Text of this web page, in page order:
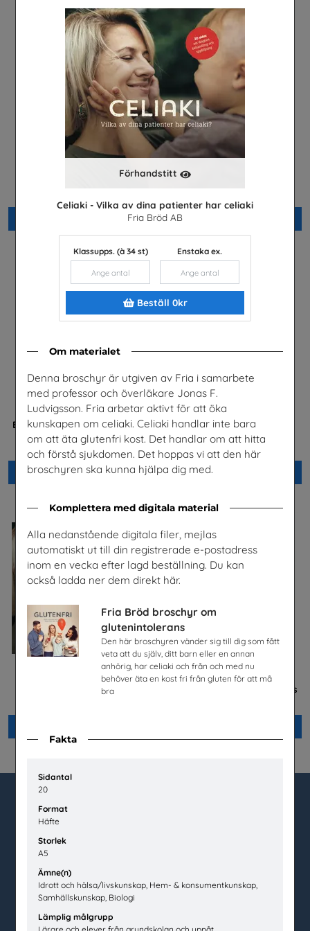
Förhandstitt
Celiaki - Vilka av dina patienter har celiaki
Fria Bröd AB
Klassupps. (à 34 st) Enstaka ex.
Beställ 0kr
Fakta
Sidantal
20
Format
Häfte
Storlek
A5
Ämne(n)
Idrott och hälsa/livskunskap, Hem- & konsumentkunskap,
Samhällskunskap, Biologi
Lämplig målgrupp
Om materialet
Denna broschyr är utgiven av Fria i samarbete
med professor och överläkare Jonas F.
Ludvigsson. Fria arbetar aktivt för att öka
kunskapen om celiaki. Celiaki handlar inte bara
om att äta glutenfri kost. Det handlar om att hitta
och förstå sjukdomen. Det hoppas vi att den här
broschyren ska kunna hjälpa dig med.
Komplettera med digitala material
Alla nedanstående digitala filer, mejlas
automatiskt ut till din registrerade e-postadress
inom en vecka efter lagd beställning. Du kan
också ladda ner dem direkt här.
Fria Bröd broschyr om
glutenintolerans
Den här broschyren vänder sig till dig som fått
veta att du själv, ditt barn eller en annan
anhörig, har celiaki och från och med nu
behöver äta en kost fri från gluten för att må
bra
livsmedelsprogrammet
Bostäder, hyror och historia
Hyresgästföreningen
Beställ 0kr
Säkerhet och järnväg – om
risker med spårspring
Trafikverket
Beställ 0kr
Fria Bröd AB
Mer än en fluga -
Lärarhandledning om barns
020-67 60 50
info@utbudet.se